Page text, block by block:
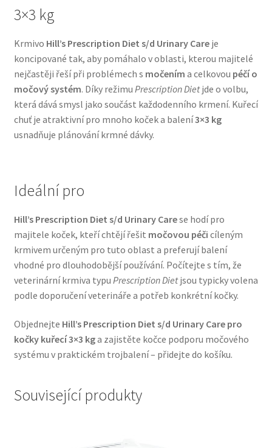
Přepravky pro psy
Purizon pro psy — Vysoký obsah masa, bez obilovin
Royal Canin pro psy
Veterinární dieta pro psy
Vodítka a obojky
3×3 kg
Krmivo Hill’s Prescription Diet s/d Urinary Careje
koncipované tak, aby pomáhalo v oblasti, kterou majitelé
nejčastěji řeší při problémech s močením a celkovou péčí o
močový systém. Díky režimu Prescription Dietjde o volbu,
která dává smysl jako součást každodenního krmení. Kuřecí
chuť je atraktivní pro mnoho koček a balení3×3 kg
usnadňuje plánování krmné dávky.
Ideální pro
Hill’s Prescription Diet s/d Urinary Carese hodí pro
majitele koček, kteří chtějí řešit močovou péči cíleným
krmivem určeným pro tuto oblast a preferují balení
vhodné pro dlouhodobější používání. Počítejte s tím, že
veterinární krmiva typu Prescription Dietjsou typicky volena
podle doporučení veterináře a potřeb konkrétní kočky.
Objednejte Hill’s Prescription Diet s/d Urinary Care pro
kočky kuřecí 3×3 kga zajistěte kočce podporu močového
systému v praktickém trojbalení – přidejte do košíku.
Související produkty